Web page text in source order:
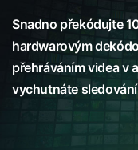
Snadno překódujte
hardwarovým
přehráváním videa v
vychutnáte